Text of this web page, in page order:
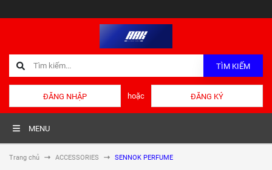
TÌM KIẾM
ĐĂNG NHẬP hoặc ĐĂNG KÝ
MENU
Trang chủ ACCESSORIES SENNOK PERFUME